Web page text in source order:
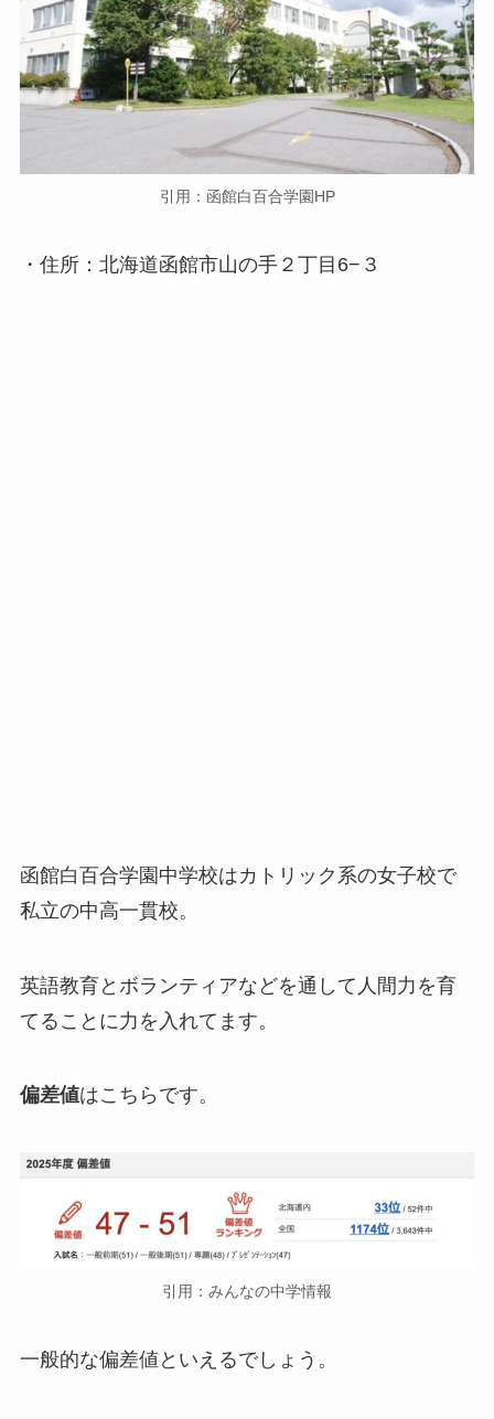
引用：函館白百合学園HP
・住所：北海道函館市山の手２丁目6−３
函館白百合学園中学校はカトリック系の女子校で
私立の中高一貫校。
英語教育とボランティアなどを通して人間力を育
てることに力を入れてます。
偏差値はこちらです。
引用：みんなの中学情報
一般的な偏差値といえるでしょう。